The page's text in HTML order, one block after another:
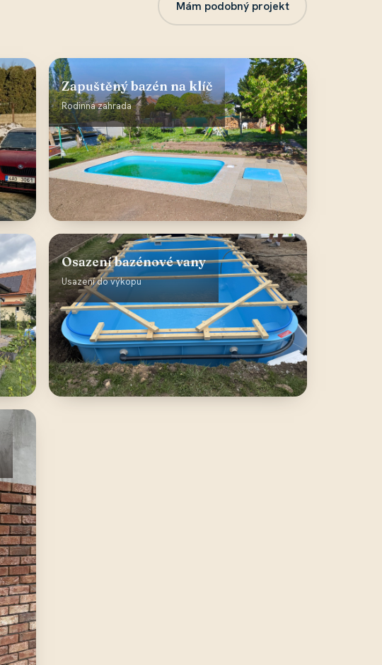
Mám podobný projekt
Zapuštěný bazén na klíč
Rodinná zahrada
Osazení bazénové vany
Usazení do výkopu